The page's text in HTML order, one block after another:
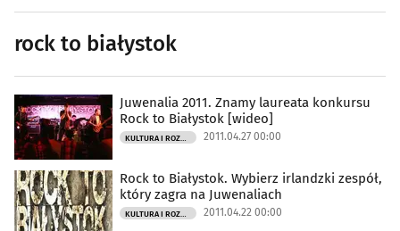
rock to białystok
Juwenalia 2011. Znamy laureata konkursu
Rock to Białystok [wideo]
2011.04.27 00:00
Rock to Białystok. Wybierz irlandzki zespół,
który zagra na Juwenaliach
2011.04.22 00:00